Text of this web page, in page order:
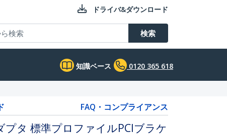
ドライバ&ダウンロード
検索
知識ベース 0120 365 618
FAQ・コンプライアンス
プタ 標準プロファイルPCIブラケ